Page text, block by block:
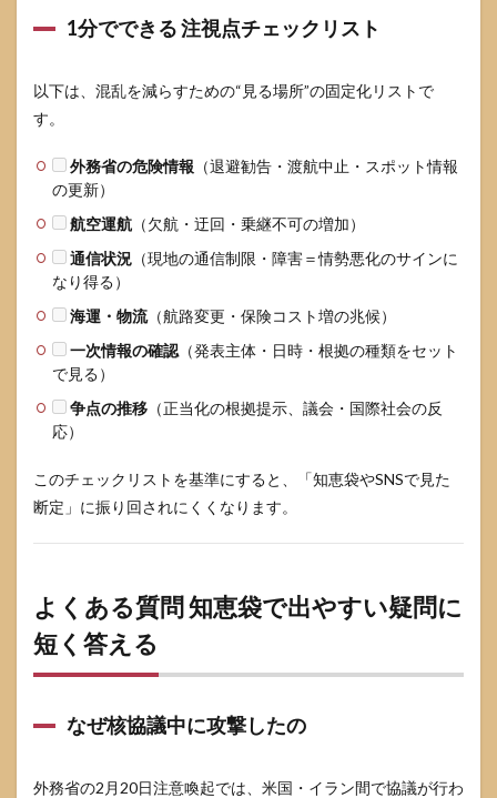
1分でできる 注視点チェックリスト
以下は、混乱を減らすための“見る場所”の固定化リストで
す。
外務省の危険情報 （退避勧告・渡航中止・スポット情報
の更新）
航空運航 （欠航・迂回・乗継不可の増加）
通信状況 （現地の通信制限・障害＝情勢悪化のサインに
なり得る）
海運・物流（航路変更・保険コスト増の兆候）
一次情報の確認 （発表主体・日時・根拠の種類をセット
で見る）
争点の推移 （正当化の根拠提示、議会・国際社会の反
応）
このチェックリストを基準にすると、「知恵袋やSNSで見た
断定」に振り回されにくくなります。
よくある質問 知恵袋で出やすい疑問に
短く答える
なぜ核協議中に攻撃したの
外務省の2月20日注意喚起では、米国・イラン間で協議が行わ